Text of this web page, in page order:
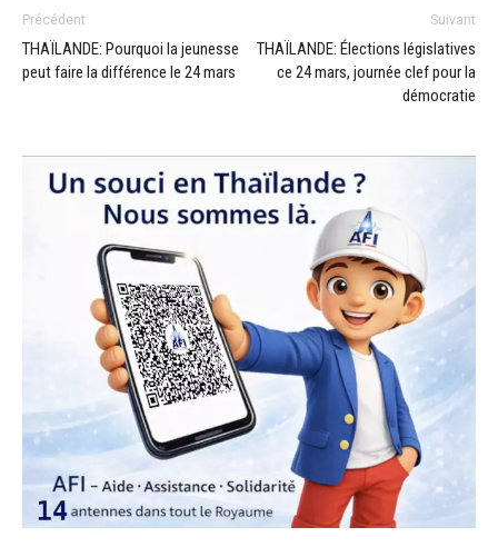
Précédent
THAÏLANDE: Pourquoi la jeunesse
peut faire la différence le 24 mars
Suivant
THAÏLANDE: Élections législatives
ce 24 mars, journée clef pour la
démocratie